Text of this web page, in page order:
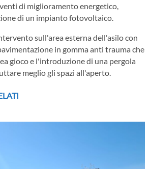
di miglioramento energetico,
di un impianto fotovoltaico.
sull'area esterna dell'asilo con
in gomma anti trauma che
gioco e l'introduzione di una pergola
meglio gli spazi all'aperto.